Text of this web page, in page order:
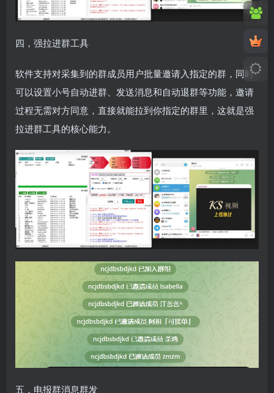
四，强拉进群工具
软件支持对采集到的群成员用户批量邀请入指定的群，同时
可以设置小号自动进群、发送消息和自动退群等功能，邀请
过程无需对方同意，直接就能拉到你指定的群里，这就是强
拉进群工具的核心能力。
五，电报群消息群发